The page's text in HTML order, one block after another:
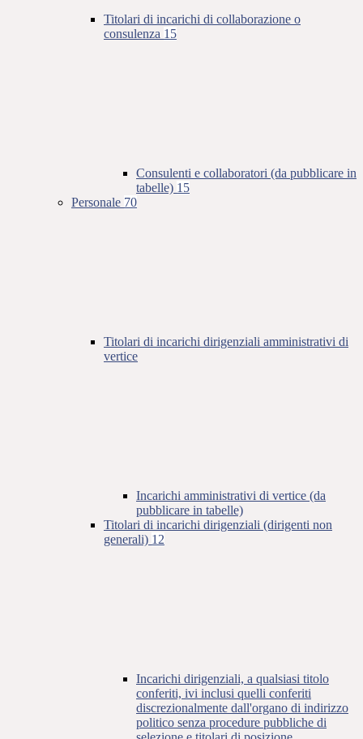
Titolari di incarichi di collaborazione o
consulenza 15
Consulenti e collaboratori (da pubblicare in
tabelle) 15
Personale 70
Titolari di incarichi dirigenziali amministrativi di
vertice
Incarichi amministrativi di vertice (da
pubblicare in tabelle)
Titolari di incarichi dirigenziali (dirigenti non
generali) 12
Incarichi dirigenziali, a qualsiasi titolo
conferiti, ivi inclusi quelli conferiti
discrezionalmente dall'organo di indirizzo
politico senza procedure pubbliche di